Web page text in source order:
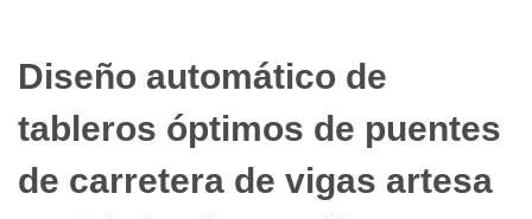
Diseño automático de
tableros óptimos de puentes
de carretera de vigas artesa